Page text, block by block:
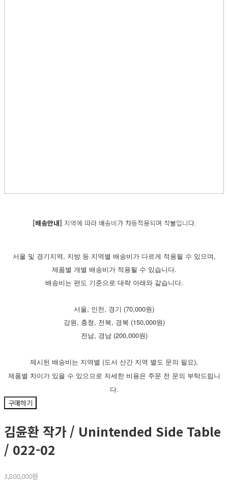
[배송안내] 지역에 따라 배송비가 차등적용되며 착불입니다.
서울 및 경기지역, 지방 등 지역별 배송비가 다르게 적용될 수 있으며,
제품별 개별 배송비가 적용될 수 있습니다.
배송비는 편도 기준으로 대략 아래와 같습니다.
서울, 인천, 경기 (70,000원)
강원, 충청, 전북, 경북 (150,000원)
전남, 경남 (200,000원)
제시된 배송비는 지역별 (도서 산간 지역 별도 문의 필요),
제품별 차이가 있을 수 있으므로 자세한 비용은 주문 전 문의 부탁드립니
다.
구매하기
김윤환 작가 / Unintended Side Table
/ 022-02
3,800,000원